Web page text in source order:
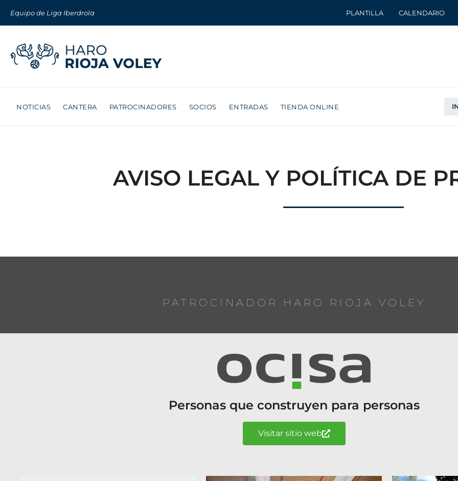
Equipo de Liga Iberdrola PLANTILLA CALENDARIO
NOTICIAS CANTERA PATROCINADORES SOCIOS ENTRADAS TIENDA ONLINE
AVISO LEGAL Y POLÍTICA DE
PATROCINADOR HARO RIOJA VOLEY
Personas que construyen para personas
Visitar sitio web